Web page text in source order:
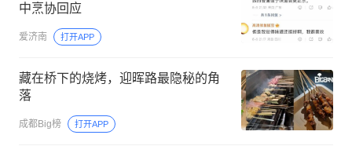
中烹协回应
爱济南 打开APP
藏在桥下的烧烤，迎晖路最隐秘的角
落
成都Big榜 打开APP